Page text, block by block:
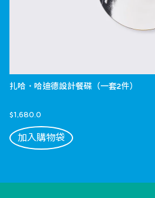
扎哈．哈迪德設計餐碟（一套2件）
$1,680.0
加入購物袋